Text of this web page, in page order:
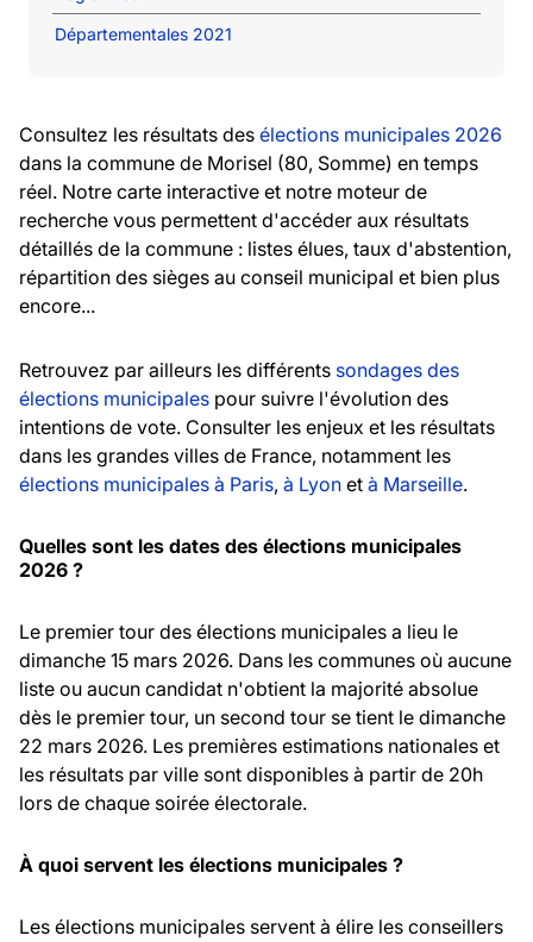
Départementales 2021
Consultez les résultats des élections municipales 2026
dans la commune de Morisel (80, Somme) en temps
réel. Notre carte interactive et notre moteur de
recherche vous permettent d'accéder aux résultats
détaillés de la commune : listes élues, taux d'abstention,
répartition des sièges au conseil municipal et bien plus
encore...
Retrouvez par ailleurs les différents sondages des
élections municipales pour suivre l'évolution des
intentions de vote. Consulter les enjeux et les résultats
dans les grandes villes de France, notamment les
élections municipales à Paris, à Lyon et à Marseille.
Quelles sont les dates des élections municipales
2026 ?
Le premier tour des élections municipales a lieu le
dimanche 15 mars 2026. Dans les communes où aucune
liste ou aucun candidat n'obtient la majorité absolue
dès le premier tour, un second tour se tient le dimanche
22 mars 2026. Les premières estimations nationales et
les résultats par ville sont disponibles à partir de 20h
lors de chaque soirée électorale.
À quoi servent les élections municipales ?
Les élections municipales servent à élire les conseillers